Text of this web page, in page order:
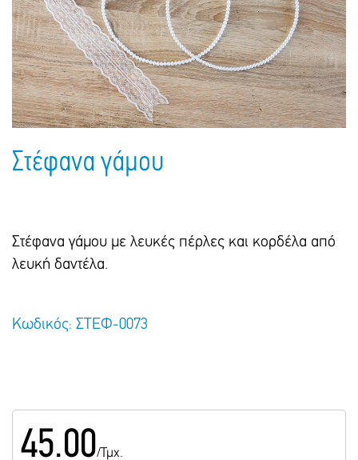
Πακέτα Δώρων
Σακούλες
Τσάντες - Ποδιές - Ομπρέλες
Βιβλία
Παιδικό Πάρτι
Παιδικά Είδη
Ημερολόγια - Ατζέντες
Γραφική Ύλη
Είδη Γραφείου
Τετράδια - Φάκελοι
Στέφανα γάμου
Στέφανα γάμου με λευκές πέρλες και κορδέλα από
λευκή δαντέλα.
Κωδικός: ΣΤΕΦ-0073
45.00/Τμχ.